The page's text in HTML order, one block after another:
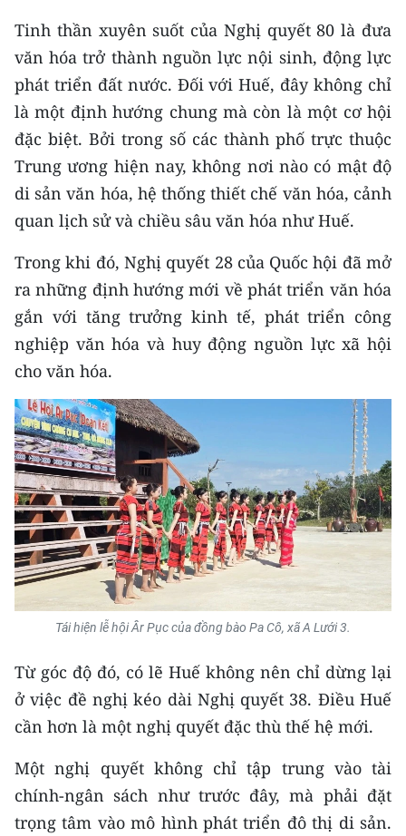
Tinh thần xuyên suốt của Nghị quyết 80 là đưa
văn hóa trở thành nguồn lực nội sinh, động lực
phát triển đất nước. Đối với Huế, đây không chỉ
là một định hướng chung mà còn là một cơ hội
đặc biệt. Bởi trong số các thành phố trực thuộc
Trung ương hiện nay, không nơi nào có mật độ
di sản văn hóa, hệ thống thiết chế văn hóa, cảnh
quan lịch sử và chiều sâu văn hóa như Huế.
Trong khi đó, Nghị quyết 28 của Quốc hội đã mở
ra những định hướng mới về phát triển văn hóa
gắn với tăng trưởng kinh tế, phát triển công
nghiệp văn hóa và huy động nguồn lực xã hội
cho văn hóa.
Tái hiện lễ hội Âr Pục của đồng bào Pa Cô, xã A Lưới 3.
Từ góc độ đó, có lẽ Huế không nên chỉ dừng lại
ở việc đề nghị kéo dài Nghị quyết 38. Điều Huế
cần hơn là một nghị quyết đặc thù thế hệ mới.
Một nghị quyết không chỉ tập trung vào tài
chính-ngân sách như trước đây, mà phải đặt
trọng tâm vào mô hình phát triển đô thị di sản.